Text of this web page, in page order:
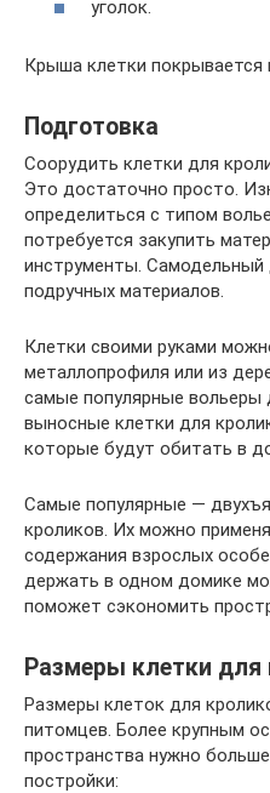
уголок.
Крыша клетки покрывается
Подготовка
Соорудить клетки для
Это достаточно просто.
определиться с типом
потребуется закупить
инструменты.
подручных материалов.
Клетки своими руками
металлопрофиля или из
самые популярные
выносные клетки для
которые будут обитать в
Самые популярные —
кроликов. Их можно
содержания взрослых
держать в одном домике
поможет сэкономить
Размеры клетки для
Размеры клеток для
питомцев. Более крупным
пространства нужно
постройки: